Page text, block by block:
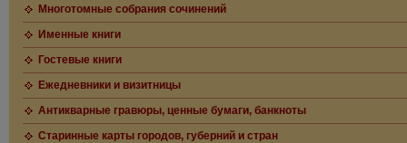
Многотомные собрания сочинений
Именные книги
Гостевые книги
Ежедневники и визитницы
Антикварные гравюры, ценные бумаги, банкноты
Старинные карты городов, губерний и стран